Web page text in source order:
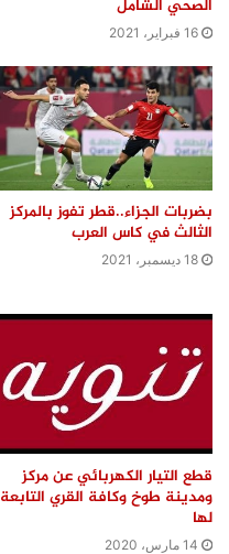
الصحي الشامل
16 فبراير، 2021
بضربات الجزاء..قطر تفوز بالمركز
الثالث في كاس العرب
18 ديسمبر، 2021
قطع التيار الكهربائي عن مركز
ومدينة طوخ وكافة القري التابعة
لها
14 مارس، 2020